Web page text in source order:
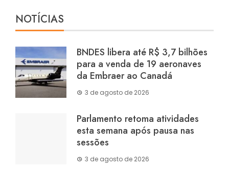
NOTÍCIAS
BNDES libera até R$ 3,7 bilhões
para a venda de 19 aeronaves
da Embraer ao Canadá
3 de agosto de 2026
Parlamento retoma atividades
esta semana após pausa nas
sessões
3 de agosto de 2026